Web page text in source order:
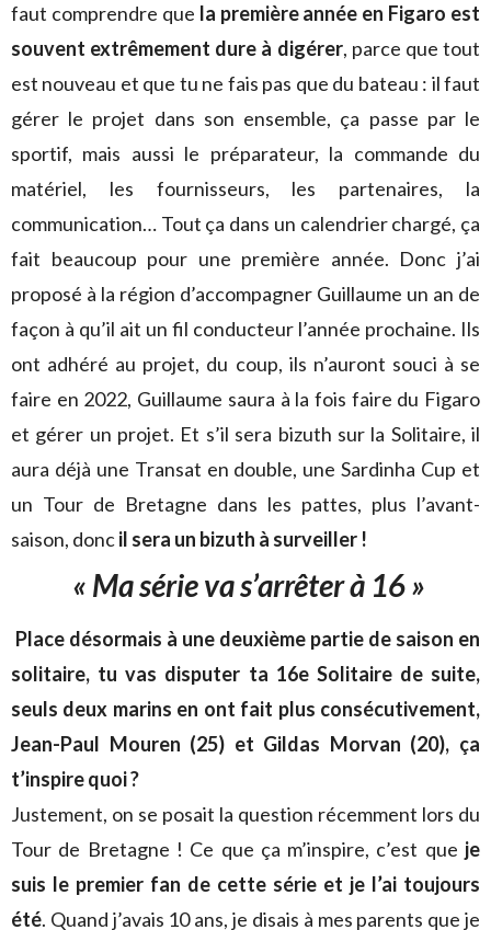
faut comprendre que la première année en Figaro est
souvent extrêmement dure à digérer, parce que tout
est nouveau et que tu ne fais pas que du bateau : il faut
gérer le projet dans son ensemble, ça passe par le
sportif, mais aussi le préparateur, la commande du
matériel, les fournisseurs, les partenaires, la
communication… Tout ça dans un calendrier chargé, ça
fait beaucoup pour une première année. Donc j’ai
proposé à la région d’accompagner Guillaume un an de
façon à qu’il ait un fil conducteur l’année prochaine. Ils
ont adhéré au projet, du coup, ils n’auront souci à se
faire en 2022, Guillaume saura à la fois faire du Figaro
et gérer un projet. Et s’il sera bizuth sur la Solitaire, il
aura déjà une Transat en double, une Sardinha Cup et
un Tour de Bretagne dans les pattes, plus l’avant-
saison, doncil sera un bizuth à surveiller !
« Ma série va s’arrêter à 16 »
Place désormais à une deuxième partie de saison en
solitaire, tu vas disputer ta 16e Solitaire de suite,
seuls deux marins en ont fait plus consécutivement,
Jean-Paul Mouren (25) et Gildas Morvan (20), ça
t’inspire quoi ?
Justement, on se posait la question récemment lors du
Tour de Bretagne ! Ce que ça m’inspire, c’est que je
suis le premier fan de cette série et je l’ai toujours
été. Quand j’avais 10 ans, je disais à mes parents que je